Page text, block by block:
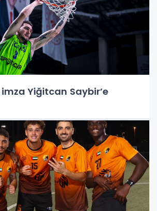
imza Yiğitcan Saybir’e